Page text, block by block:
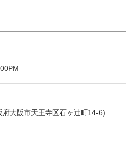
大阪市天王寺区石ヶ辻町14-6)